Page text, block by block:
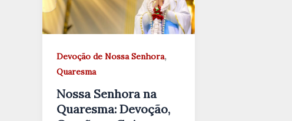
Devoção de Nossa Senhora,
Quaresma
Nossa Senhora na
Quaresma: Devoção,